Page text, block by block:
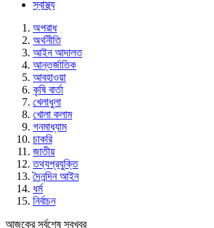
স্বাস্থ্য
অপরাধ
অর্থনীতি
আইন আদালত
আন্তর্জাতিক
আবহাওয়া
কৃষি বার্তা
খেলাধুলা
খোলা কলাম
গনমাধ্যাম
চাকরি
জাতীয়
তথ্যপ্রযুক্তি
দৈনন্দিন আইন
ধর্ম
নির্বাচন
আজকের সর্বশেষ সবখবর